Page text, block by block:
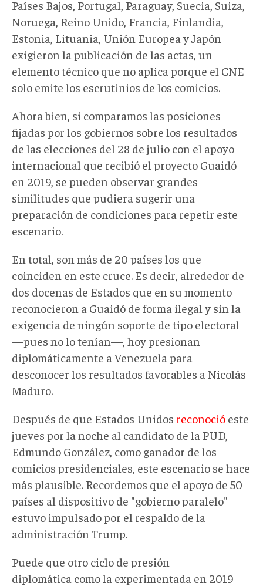
Países Bajos, Portugal, Paraguay, Suecia, Suiza,
Noruega, Reino Unido, Francia, Finlandia,
Estonia, Lituania, Unión Europea y Japón
exigieron la publicación de las actas, un
elemento técnico que no aplica porque el CNE
solo emite los escrutinios de los comicios.
Ahora bien, si comparamos las posiciones
fijadas por los gobiernos sobre los resultados
de las elecciones del 28 de julio con el apoyo
internacional que recibió el proyecto Guaidó
en 2019, se pueden observar grandes
similitudes que pudiera sugerir una
preparación de condiciones para repetir este
escenario.
En total, son más de 20 países los que
coinciden en este cruce. Es decir, alrededor de
dos docenas de Estados que en su momento
reconocieron a Guaidó de forma ilegal y sin la
exigencia de ningún soporte de tipo electoral
—pues no lo tenían—, hoy presionan
diplomáticamente a Venezuela para
desconocer los resultados favorables a Nicolás
Maduro.
Después de que Estados Unidos reconoció este
jueves por la noche al candidato de la PUD,
Edmundo González, como ganador de los
comicios presidenciales, este escenario se hace
más plausible. Recordemos que el apoyo de 50
países al dispositivo de "gobierno paralelo"
estuvo impulsado por el respaldo de la
administración Trump.
Puede que otro ciclo de presión
diplomática como la experimentada en 2019